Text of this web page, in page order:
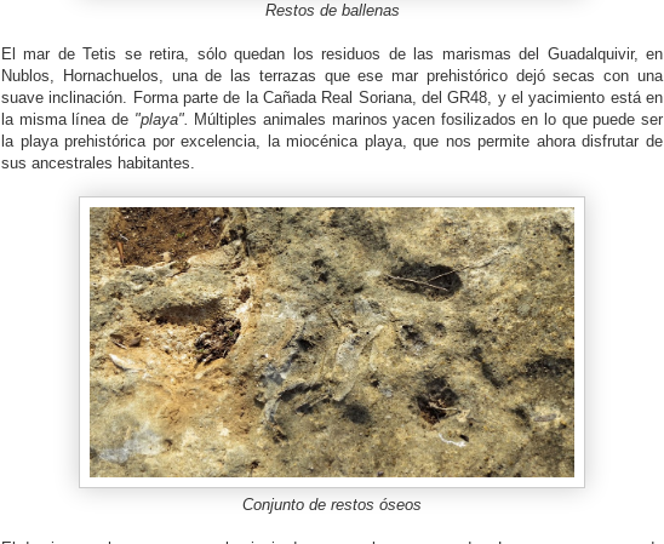
Restos de ballenas
El mar de Tetis se retira, sólo quedan los residuos de las marismas del Guadalquivir, en
Nublos, Hornachuelos, una de las terrazas que ese mar prehistórico dejó secas con una
suave inclinación. Forma parte de la Cañada Real Soriana, del GR48, y el yacimiento está en
la misma línea de "playa". Múltiples animales marinos yacen fosilizados en lo que puede ser
la playa prehistórica por excelencia, la miocénica playa, que nos permite ahora disfrutar de
sus ancestrales habitantes.
Conjunto de restos óseos